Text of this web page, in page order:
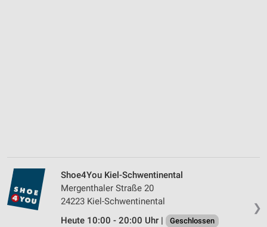
❯
Shoe4You Kiel-Schwentinental
Mergenthaler Straße 20
24223 Kiel-Schwentinental
Heute 10:00 - 20:00 Uhr |
Geschlossen